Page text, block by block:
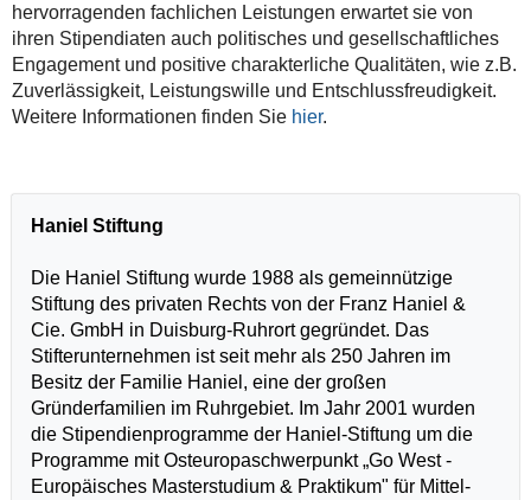
hervorragenden fachlichen Leistungen erwartet sie von
ihren Stipendiaten auch politisches und gesellschaftliches
Engagement und positive charakterliche Qualitäten, wie z.B.
Zuverlässigkeit, Leistungswille und Entschlussfreudigkeit.
Weitere Informationen finden Sie hier.
Haniel Stiftung
Die Haniel Stiftung wurde 1988 als gemeinnützige
Stiftung des privaten Rechts von der Franz Haniel &
Cie. GmbH in Duisburg-Ruhrort gegründet. Das
Stifterunternehmen ist seit mehr als 250 Jahren im
Besitz der Familie Haniel, eine der großen
Gründerfamilien im Ruhrgebiet. Im Jahr 2001 wurden
die Stipendienprogramme der Haniel-Stiftung um die
Programme mit Osteuropaschwerpunkt „Go West -
Europäisches Masterstudium & Praktikum" für Mittel-